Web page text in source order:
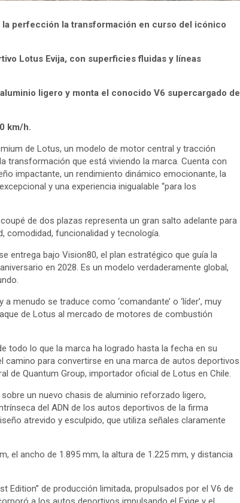
perfección la transformación en curso del icónico
Lotus Evija, con superficies fluidas y líneas
ligero y monta el conocido V6 supercargado de
km/h.
de Lotus, un modelo de motor central y tracción
transformación que está viviendo la marca. Cuenta con
impactante, un rendimiento dinámico emocionante, la
y una experiencia inigualable “para los
de dos plazas representa un gran salto adelante para
comodidad, funcionalidad y tecnología.
entrega bajo Vision80, el plan estratégico que guía la
en 2028. Es un modelo verdaderamente global,
menudo se traduce como ‘comandante’ o ‘líder’, muy
de Lotus al mercado de motores de combustión
todo lo que la marca ha logrado hasta la fecha en su
para convertirse en una marca de autos deportivos
de Quantum Group, importador oficial de Lotus en Chile.
un nuevo chasis de aluminio reforzado ligero,
del ADN de los autos deportivos de la firma
atrevido y esculpido, que utiliza señales claramente
el ancho de 1.895 mm, la altura de 1.225 mm, y distancia
Edition” de producción limitada, propulsados por el V6 de